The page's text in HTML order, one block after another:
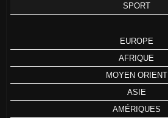
SPORT
EUROPE
AFRIQUE
MOYEN ORIENT
ASIE
AMÉRIQUES